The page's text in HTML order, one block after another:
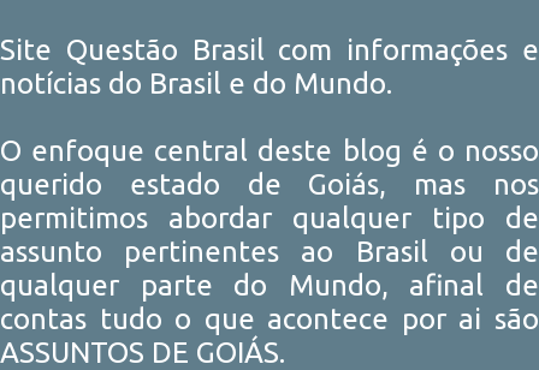
Site Questão Brasil com informações e
notícias do Brasil e do Mundo.
O enfoque central deste blog é o nosso
querido estado de Goiás, mas nos
permitimos abordar qualquer tipo de
assunto pertinentes ao Brasil ou de
qualquer parte do Mundo, afinal de
contas tudo o que acontece por ai são
ASSUNTOS DE GOIÁS.